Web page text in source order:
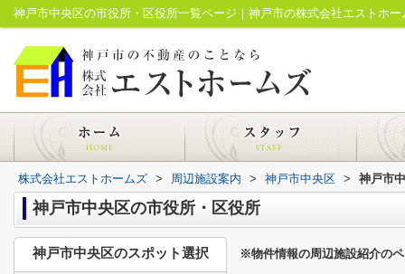
神戸市中央区の市役所・区役所一覧ページ｜神戸市の株式会社エストホー
株式会社エストホームズ > 周辺施設案内 > 神戸市中央区 > 神戸市
神戸市中央区の市役所・区役所
※物件情報の周辺施設紹介の
神戸市中央区のスポット選択